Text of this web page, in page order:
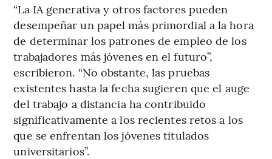
“La IA generativa y otros factores pueden
desempeñar un papel más primordial a la hora
de determinar los patrones de empleo de los
trabajadores más jóvenes en el futuro”,
escribieron. “No obstante, las pruebas
existentes hasta la fecha sugieren que el auge
del trabajo a distancia ha contribuido
significativamente a los recientes retos a los
que se enfrentan los jóvenes titulados
universitarios”.